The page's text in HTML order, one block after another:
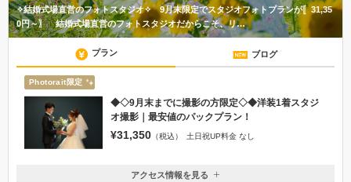
✧結婚式場直営のフォトスタジオ✧ 9月末限定でスタジオフォトプランが〚31,35
0円～〗 結婚式場直営のフォトスタジオだからこそ、リ…
プラン ブログ
Photorait限定
◆◇9月末までに撮影の方限定◇◆洋装1着スタジ
オ撮影｜最安値のパックプラン！
¥31,350 （税込） 土日祝UP料金 なし
アクセス情報を見る